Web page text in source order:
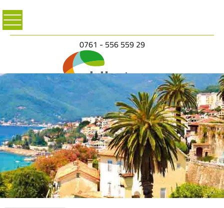
0761 - 556 559 29